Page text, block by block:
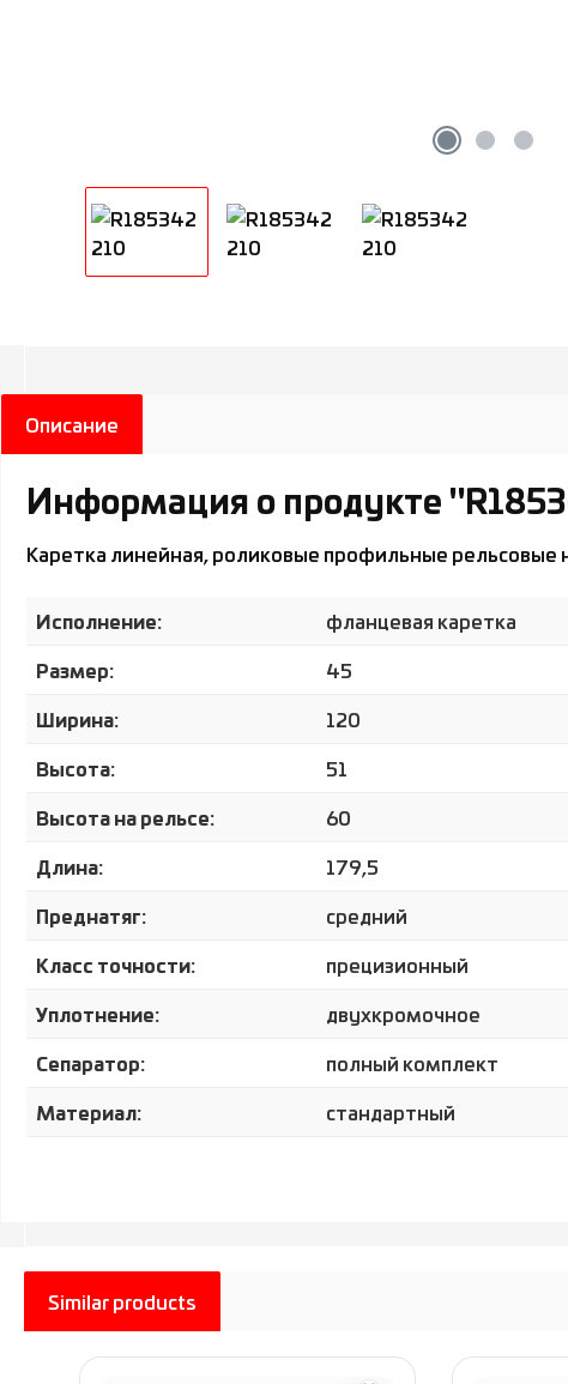
Описание
Информация о продукте
Каретка линейная, роликовые профильные
Исполнение: фланцевая каретка
Размер: 45
Ширина: 120
Высота: 51
Высота на рельсе: 60
Длина: 179,5
Преднатяг: средний
Класс точности: прецизионный
Уплотнение: двухкромочное
Сепаратор: полный комплект
Материал: стандартный
Similar products
Пропустить галерею продуктов